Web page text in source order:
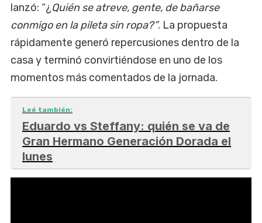
lanzó: “¿Quién se atreve, gente, de bañarse
conmigo en la pileta sin ropa?”. La propuesta
rápidamente generó repercusiones dentro de la
casa y terminó convirtiéndose en uno de los
momentos más comentados de la jornada.
Leé también:
Eduardo vs Steffany: quién se va de
Gran Hermano Generación Dorada el
lunes